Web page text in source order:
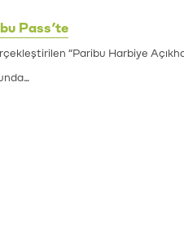
Pass’te
“Paribu Harbiye